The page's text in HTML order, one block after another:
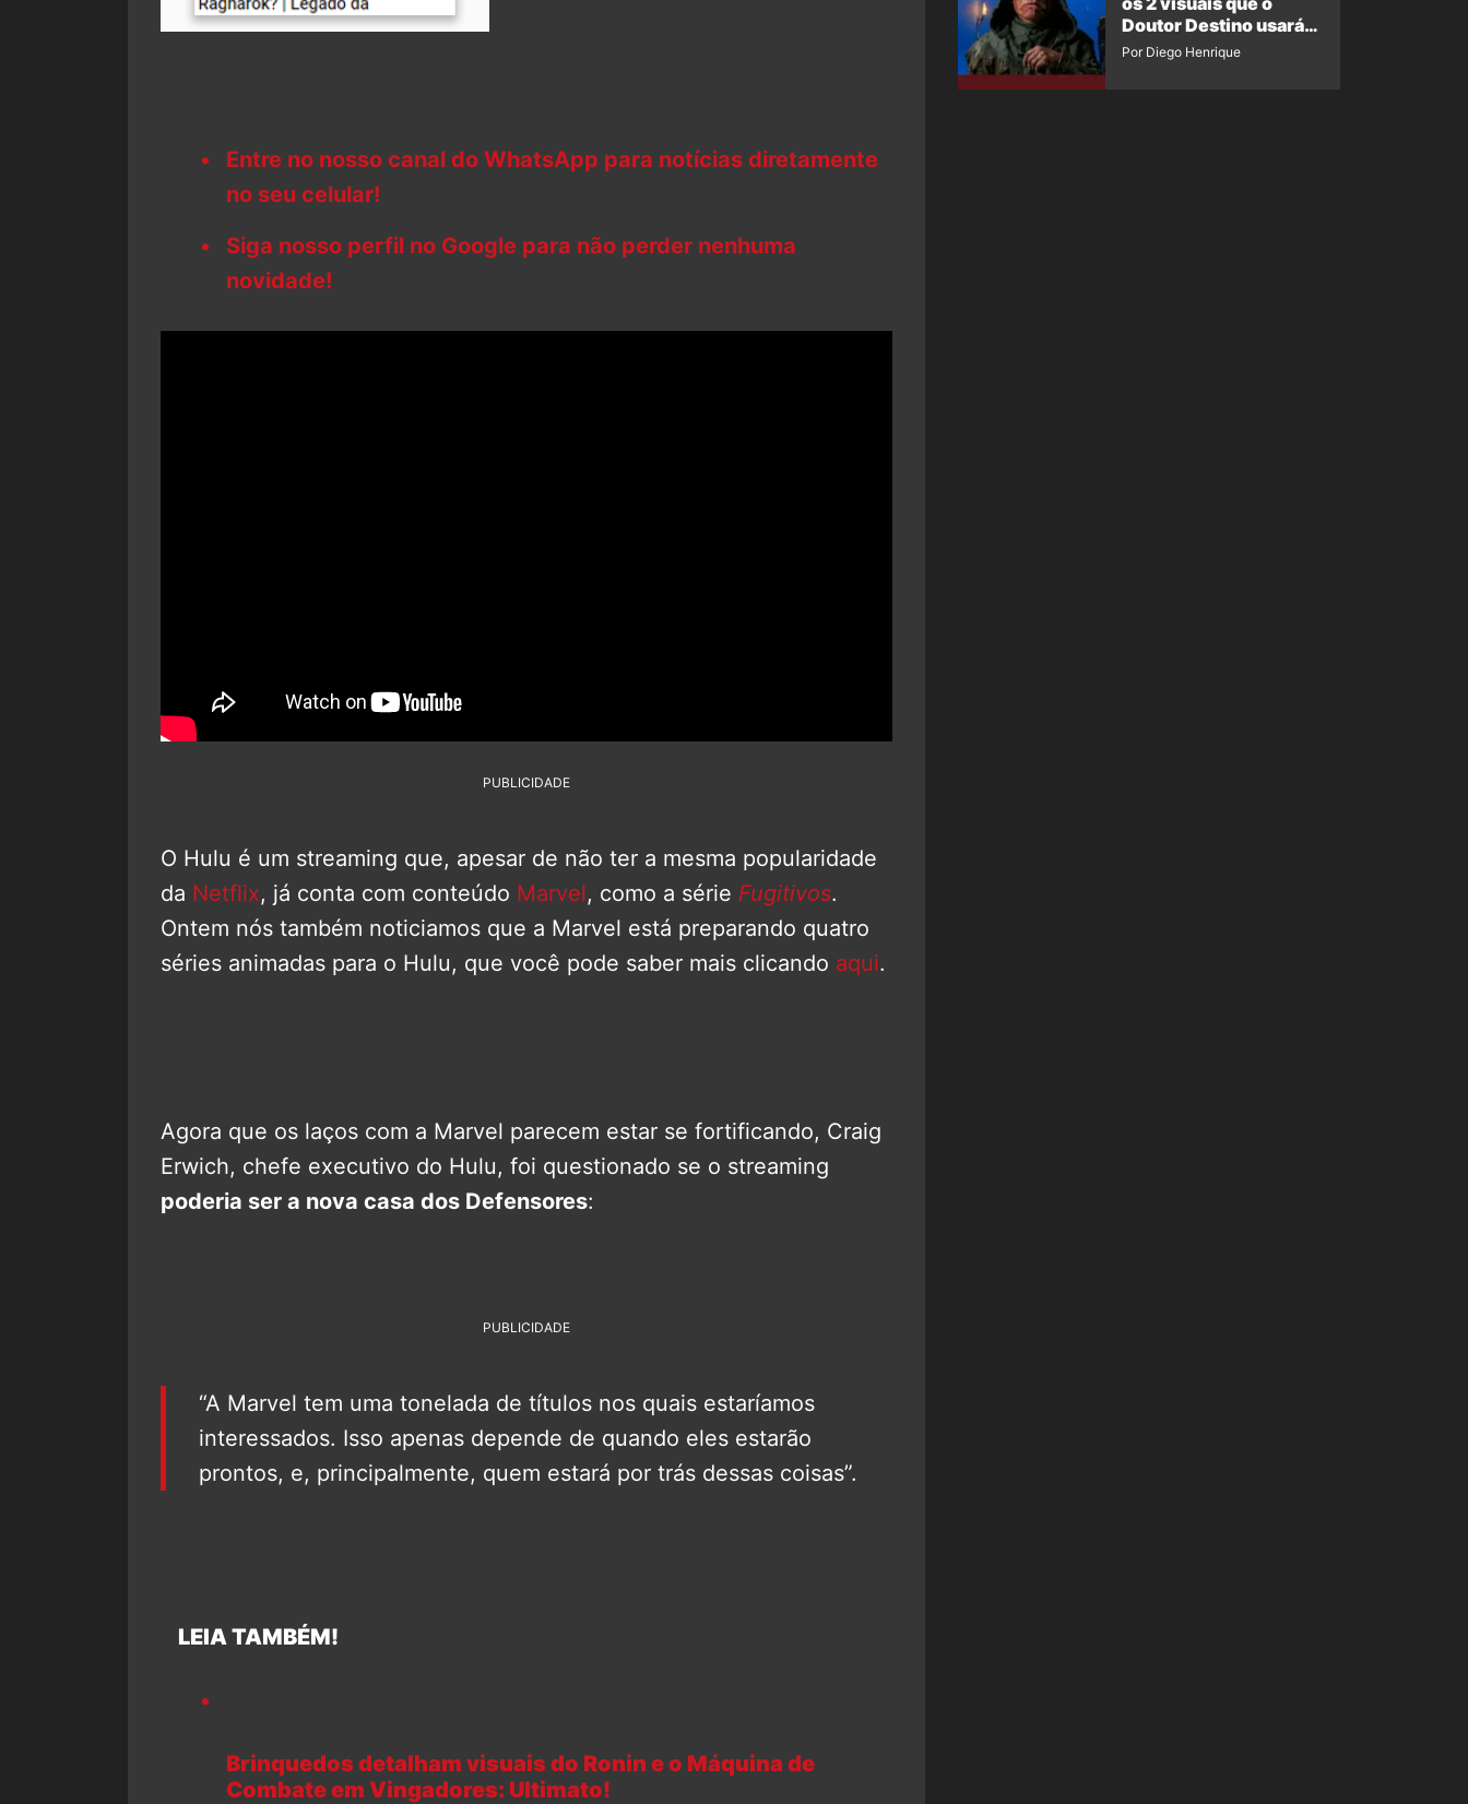
Entre no nosso canal do WhatsApp para notícias diretamente
no seu celular!
Siga nosso perfil no Google para não perder nenhuma
novidade!
PUBLICIDADE
O Hulu é um streaming que, apesar de não ter a mesma popularidade
da Netflix, já conta com conteúdo Marvel, como a série Fugitivos.
Ontem nós também noticiamos que a Marvel está preparando quatro
séries animadas para o Hulu, que você pode saber mais clicando aqui.
Agora que os laços com a Marvel parecem estar se fortificando, Craig
Erwich, chefe executivo do Hulu, foi questionado se o streaming
poderia ser a nova casa dos Defensores:
PUBLICIDADE
“A Marvel tem uma tonelada de títulos nos quais estaríamos
interessados. Isso apenas depende de quando eles estarão
prontos, e, principalmente, quem estará por trás dessas coisas”.
LEIA TAMBÉM!
Brinquedos detalham visuais do Ronin e o Máquina de
Combate em Vingadores: Ultimato!
Doutor Destino usará
no filme
Por Diego Henrique